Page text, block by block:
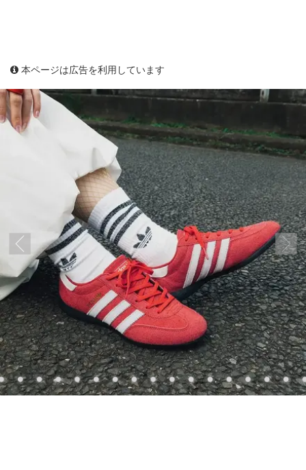
本ページは広告を利用しています